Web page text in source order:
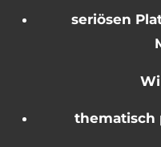
seriösen
thematisch